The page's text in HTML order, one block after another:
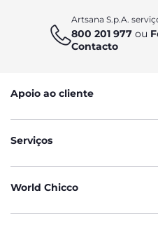
Artsana S.p.A.
800 201 977 ou
Contacto
Apoio ao cliente
Serviços
World Chicco